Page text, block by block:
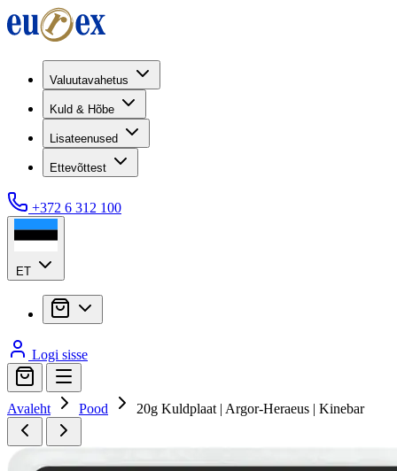
Valuutavahetus
Kuld & Hõbe
Lisateenused
Ettevõttest
+372 6 312 100
ET
Logi sisse
Avaleht Pood 20g Kuldplaat | Argor-Heraeus | Kinebar